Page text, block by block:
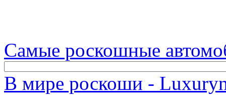
Самые роскошные
В мире роскоши -